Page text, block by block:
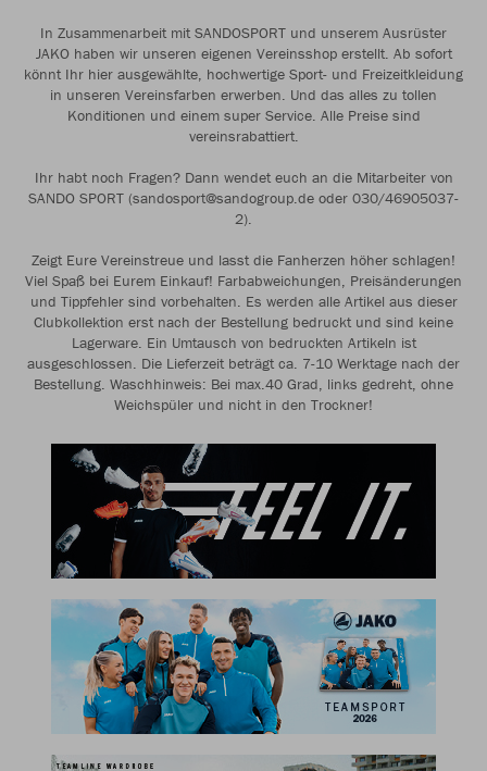
In Zusammenarbeit mit SANDOSPORT und unserem Ausrüster
JAKO haben wir unseren eigenen Vereinsshop erstellt. Ab sofort
könnt Ihr hier ausgewählte, hochwertige Sport- und Freizeitkleidung
in unseren Vereinsfarben erwerben. Und das alles zu tollen
Konditionen und einem super Service. Alle Preise sind
vereinsrabattiert.
Ihr habt noch Fragen? Dann wendet euch an die Mitarbeiter von
SANDO SPORT (sandosport@sandogroup.de oder 030/46905037-
2).
Zeigt Eure Vereinstreue und lasst die Fanherzen höher schlagen!
Viel Spaß bei Eurem Einkauf! Farbabweichungen, Preisänderungen
und Tippfehler sind vorbehalten. Es werden alle Artikel aus dieser
Clubkollektion erst nach der Bestellung bedruckt und sind keine
Lagerware. Ein Umtausch von bedruckten Artikeln ist
ausgeschlossen. Die Lieferzeit beträgt ca. 7-10 Werktage nach der
Bestellung. Waschhinweis: Bei max.40 Grad, links gedreht, ohne
Weichspüler und nicht in den Trockner!